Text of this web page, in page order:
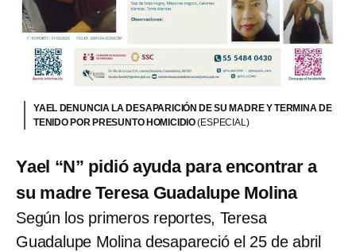
YAEL DENUNCIA LA DESAPARICIÓN DE SU MADRE Y TERMINA DE
TENIDO POR PRESUNTO HOMICIDIO(ESPECIAL)
Yael “N” pidió ayuda para encontrar a
su madre Teresa Guadalupe Molina
Según los primeros reportes, Teresa
Guadalupe Molina desapareció el 25 de abril